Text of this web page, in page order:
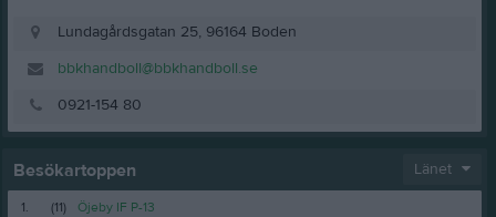
Lundagårdsgatan 25, 96164 Boden
bbkhandboll@bbkhandboll.se
0921-154 80
Besökartoppen Länet
1. (11)
Öjeby IF P-13